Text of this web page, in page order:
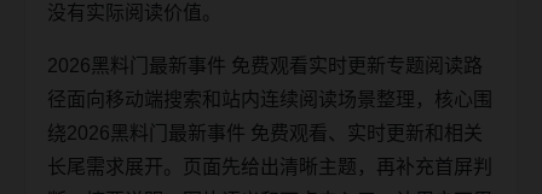
没有实际阅读价值。
2026黑料门最新事件 免费观看实时更新专题阅读路
径面向移动端搜索和站内连续阅读场景整理，核心围
绕2026黑料门最新事件 免费观看、实时更新和相关
长尾需求展开。页面先给出清晰主题，再补充首屏判